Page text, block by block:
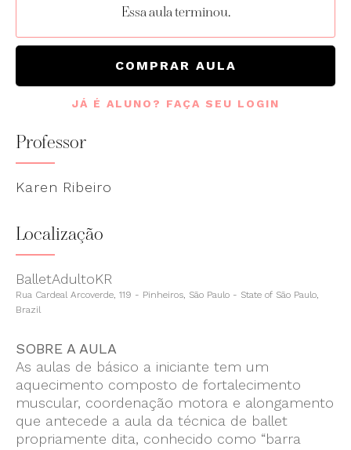
Essa aula terminou.
COMPRAR AULA
JÁ É ALUNO? FAÇA SEU LOGIN
Professor
Karen Ribeiro
Localização
BalletAdultoKR
Rua Cardeal Arcoverde, 119 - Pinheiros, São Paulo - State of São Paulo,
Brazil
SOBRE A AULA
As aulas de básico a iniciante tem um
aquecimento composto de fortalecimento
muscular, coordenação motora e alongamento
que antecede a aula da técnica de ballet
propriamente dita, conhecido como “barra